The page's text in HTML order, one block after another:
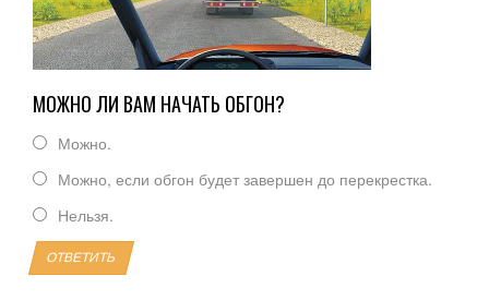
МОЖНО ЛИ ВАМ НАЧАТЬ ОБГОН?
Можно.
Можно, если обгон будет завершен до перекрестка.
Нельзя.
ОТВЕТИТЬ